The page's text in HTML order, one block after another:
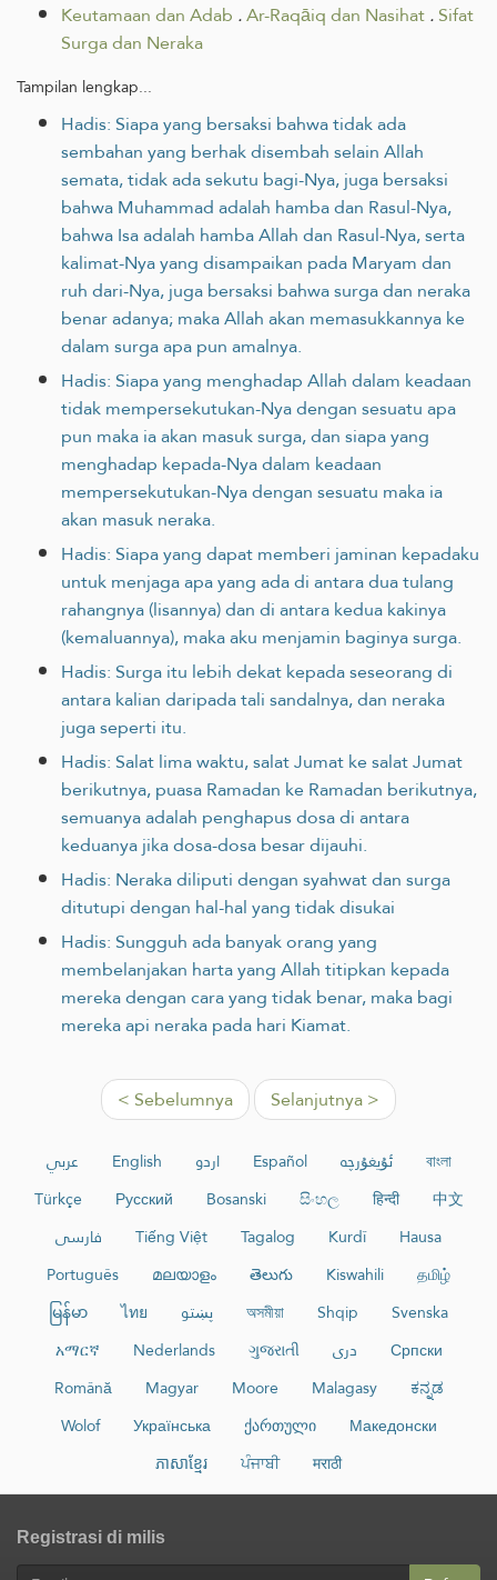
Keutamaan dan Adab .Ar-Raqāiq dan Nasihat.Sifat
Surga dan Neraka
Tampilan lengkap...
Hadis: Siapa yang bersaksi bahwa tidak ada
sembahan yang berhak disembah selain Allah
semata, tidak ada sekutu bagi-Nya, juga bersaksi
bahwa Muhammad adalah hamba dan Rasul-Nya,
bahwa Isa adalah hamba Allah dan Rasul-Nya, serta
kalimat-Nya yang disampaikan pada Maryam dan
ruh dari-Nya, juga bersaksi bahwa surga dan neraka
benar adanya; maka Allah akan memasukkannya ke
dalam surga apa pun amalnya.
Hadis: Siapa yang menghadap Allah dalam keadaan
tidak mempersekutukan-Nya dengan sesuatu apa
pun maka ia akan masuk surga, dan siapa yang
menghadap kepada-Nya dalam keadaan
mempersekutukan-Nya dengan sesuatu maka ia
akan masuk neraka.
Hadis: Siapa yang dapat memberi jaminan kepadaku
untuk menjaga apa yang ada di antara dua tulang
rahangnya (lisannya) dan di antara kedua kakinya
(kemaluannya), maka aku menjamin baginya surga.
Hadis: Surga itu lebih dekat kepada seseorang di
antara kalian daripada tali sandalnya, dan neraka
juga seperti itu.
Hadis: Salat lima waktu, salat Jumat ke salat Jumat
berikutnya, puasa Ramadan ke Ramadan berikutnya,
semuanya adalah penghapus dosa di antara
keduanya jika dosa-dosa besar dijauhi.
Hadis: Neraka diliputi dengan syahwat dan surga
ditutupi dengan hal-hal yang tidak disukai
Hadis: Sungguh ada banyak orang yang
membelanjakan harta yang Allah ‎titipkan kepada
mereka dengan cara yang tidak benar, maka bagi
mereka api neraka pada hari Kiamat.‎
< Sebelumnya Selanjutnya >
عربي English اردو Español ئۇيغۇرچە
বাংলা
Türkçe
Русский Bosanski සිංහල हिन्दी
中文
فارسی
Tiếng Việt Tagalog Kurdî
Hausa
Português
മലയാളം తెలుగు Kiswahili
தமிழ்
မြန်မာ
ไทย پښتو অসমীয়া Shqip
Svenska
አማርኛ
Nederlands ગુજરાતી دری
Српски
Română
Magyar Moore Malagasy
ಕನ್ನಡ
Wolof
Українська ქართული
Македонски
ភាសាខ្មែរ
ਪੰਜਾਬੀ मराठी
Registrasi di milis